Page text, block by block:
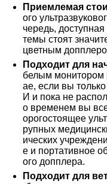
Приемлемая
ого
чередь,
темы стоят
цветным
Подходит для
белым монитором
ае, если вы
И и пока не
о временем вы
орогостоящее
рупных
ических
е и портативное
ого допплера.
Подходит для